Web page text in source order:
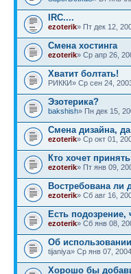
IRC....
ezoterik» Пт дек 12,
Смена хостинга
ezoterik» Ср апр 26,
Хватит болтать!
РИККИ» Ср сен 24,
Эзотерика?
bakshish» Пн дек 15,
Смена дизайна,
ezoterik» Ср окт 01,
Кто хочет
ezoterik» Пт янв 09,
Востребована ли
ezoterik» Сб авг 16,
Есть подозрение,
ezoterik» Сб янв 08,
Об
tijaniya» Ср янв 07,
Хорошо бы